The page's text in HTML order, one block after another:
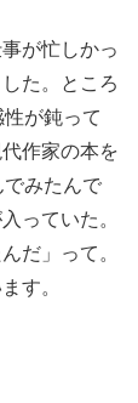
が忙しかっ
た。ところ
が鈍って
作家の本を
みたんで
っていた。
だ」って。
す。